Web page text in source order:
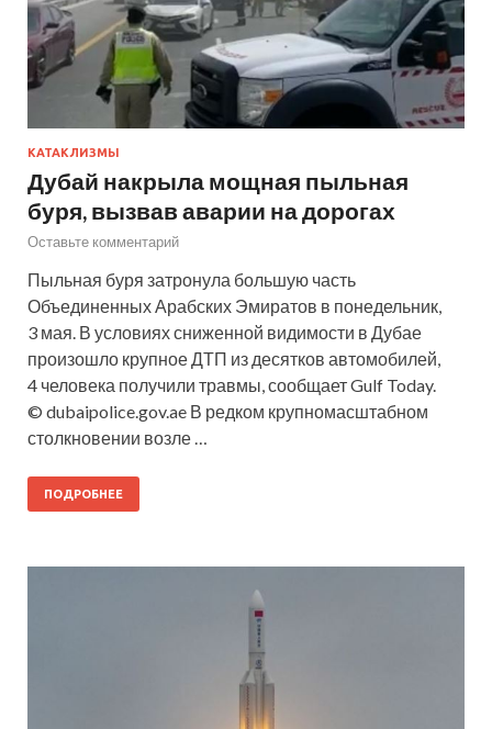
КАТАКЛИЗМЫ
Дубай накрыла мощная пыльная
буря, вызвав аварии на дорогах
Оставьте комментарий
Пыльная буря затронула большую часть
Объединенных Арабских Эмиратов в понедельник,
3 мая. В условиях сниженной видимости в Дубае
произошло крупное ДТП из десятков автомобилей,
4 человека получили травмы, сообщает Gulf Today.
© dubaipolice.gov.ae В редком крупномасштабном
столкновении возле …
ПОДРОБНЕЕ